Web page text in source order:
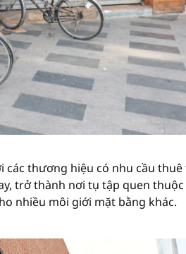
thương hiệu có nhu cầu thuê
trở thành nơi tụ tập quen
nhiều môi giới mặt bằng khác.